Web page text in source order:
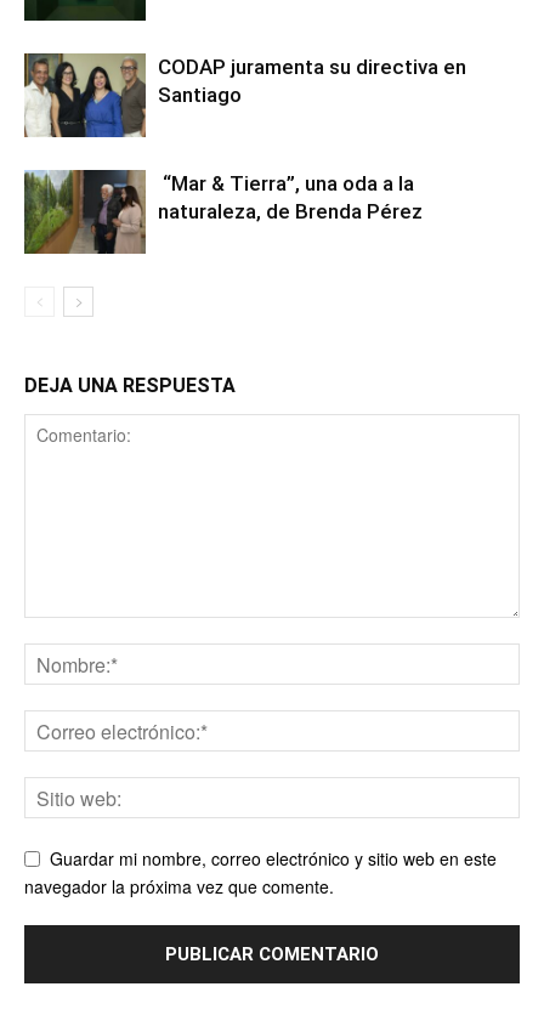
CODAP juramenta su directiva en
Santiago
“Mar & Tierra”, una oda a la
naturaleza, de Brenda Pérez
DEJA UNA RESPUESTA
Guardar mi nombre, correo electrónico y sitio web en este
navegador la próxima vez que comente.